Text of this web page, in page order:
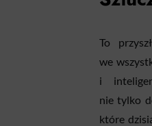
To
we
i
nie tylko
które